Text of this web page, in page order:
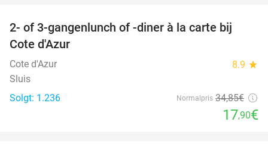
49%
2- of 3-gangenlunch of -diner à la carte bij
Cote d'Azur
Cote d'Azur 8.9 star
Sluis
Solgt: 1.236
Normalpris 34,85€
17,90€